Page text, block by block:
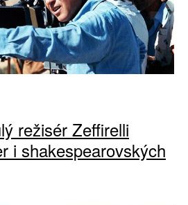
režisér Zeffirelli
i shakespearovských